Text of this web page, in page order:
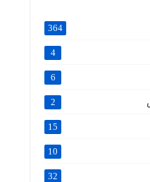
364
4
6
2
15
10
32